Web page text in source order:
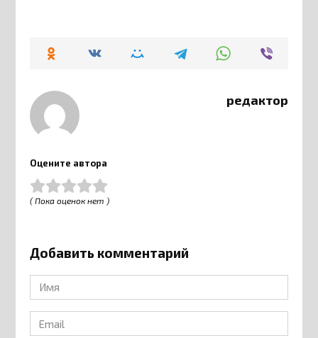
редактор
Оцените автора
( Пока оценок нет )
Добавить комментарий
Имя
*
Email
*